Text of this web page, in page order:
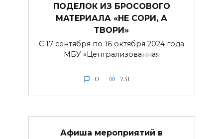
ПОДЕЛОК ИЗ БРОСОВОГО
МАТЕРИАЛА «НЕ СОРИ, А
ТВОРИ»
С 17 сентября по 16 октября 2024 года
МБУ «Централизованная
0 731
Афиша мероприятий в